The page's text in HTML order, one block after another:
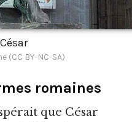
(CC BY-NC-SA)
romaines
que César